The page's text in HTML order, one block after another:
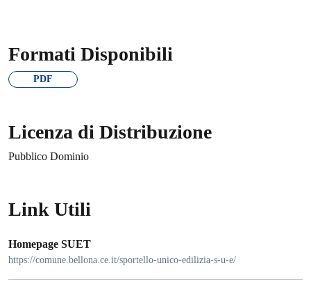
Formati Disponibili
PDF
Licenza di Distribuzione
Pubblico Dominio
Link Utili
Homepage SUET
https://comune.bellona.ce.it/sportello-unico-edilizia-s-u-e/